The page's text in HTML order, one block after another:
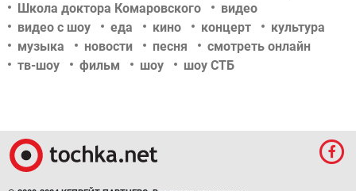
Школа доктора Комаровского
видео
видео с шоу
еда кино концерт
культура
музыка
новости песня
смотреть онлайн
тв-шоу
фильм шоу шоу СТБ